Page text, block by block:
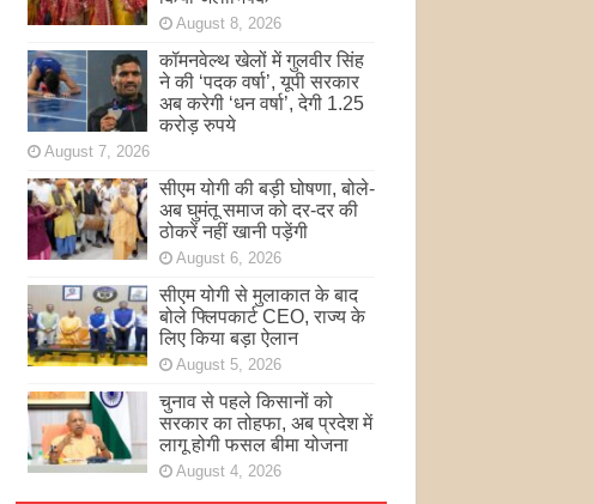
August 8, 2026
कॉमनवेल्थ खेलों में गुलवीर सिंह
ने की ‘पदक वर्षा’, यूपी सरकार
अब करेगी ‘धन वर्षा’, देगी 1.25
करोड़ रुपये
August 7, 2026
सीएम योगी की बड़ी घोषणा, बोले-
अब घुमंतू समाज को दर-दर की
ठोकरें नहीं खानी पड़ेंगी
August 6, 2026
सीएम योगी से मुलाकात के बाद
बोले फ्लिपकार्ट CEO, राज्य के
लिए किया बड़ा ऐलान
August 5, 2026
चुनाव से पहले किसानों को
सरकार का तोहफा, अब प्रदेश में
लागू होगी फसल बीमा योजना
August 4, 2026